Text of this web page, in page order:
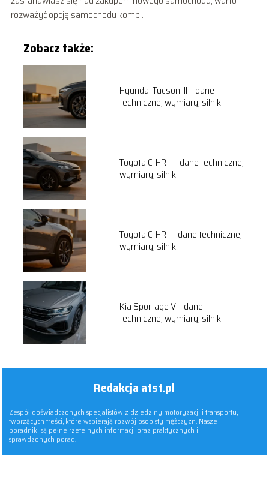
rozważyć opcję samochodu kombi.
Zobacz także:
Hyundai Tucson III – dane
techniczne, wymiary, silniki
Toyota C-HR II – dane techniczne,
wymiary, silniki
Toyota C-HR I – dane techniczne,
wymiary, silniki
Kia Sportage V – dane
techniczne, wymiary, silniki
Redakcja atst.pl
Zespół doświadczonych specjalistów z dziedziny motoryzacji i transportu,
tworzących treści, które wspierają rozwój osobisty mężczyzn. Nasze
poradniki są pełne rzetelnych informacji oraz praktycznych i
sprawdzonych porad.